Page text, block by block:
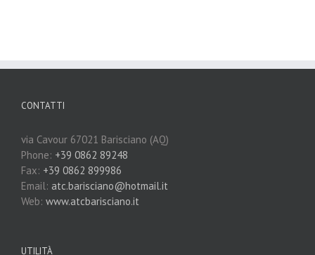
CONTATTI
via Cavour 67021 Barisciano (AQ)
Phone: +39 0862 89248
Fax: +39 0862 899986
Email: atc.barisciano@hotmail.it
Web: www.atcbarisciano.it
UTILITÀ